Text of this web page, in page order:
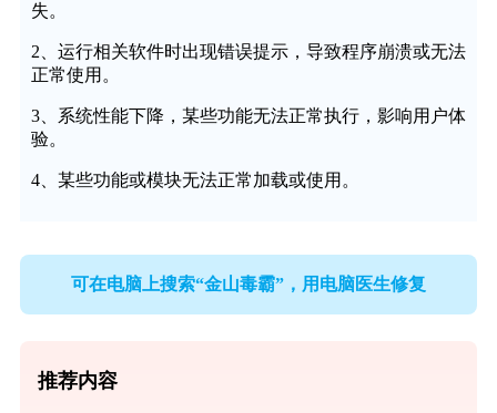
失。
2、运行相关软件时出现错误提示，导致程序崩溃或无法
正常使用。
3、系统性能下降，某些功能无法正常执行，影响用户体
验。
4、某些功能或模块无法正常加载或使用。
可在电脑上搜索“金山毒霸”，用电脑医生修复
推荐内容